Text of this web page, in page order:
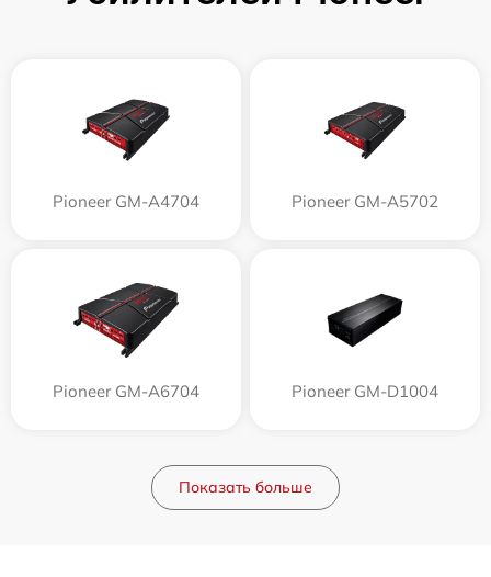
Pioneer GM-A4704 Pioneer GM-A5702
Pioneer GM-A6704 Pioneer GM-D1004
Показать больше